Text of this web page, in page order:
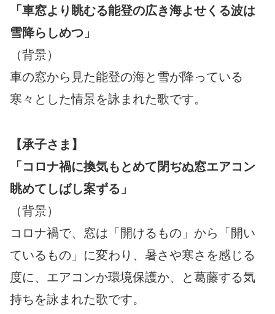
「車窓より眺むる能登の広き海よせくる波は
雪降らしめつ」
（背景）
車の窓から見た能登の海と雪が降っている
寒々とした情景を詠まれた歌です。
【承子さま】
「コロナ禍に換気もとめて閉ぢぬ窓エアコン
眺めてしばし案ずる」
（背景）
コロナ禍で、窓は「開けるもの」から「開い
ているもの」に変わり、暑さや寒さを感じる
度に、エアコンか環境保護か、と葛藤する気
持ちを詠まれた歌です。